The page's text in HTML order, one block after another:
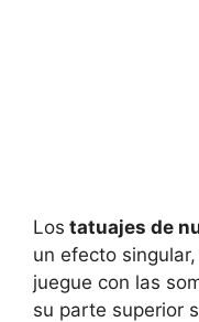
Los tatuajes de
un efecto
juegue con las
su parte superior